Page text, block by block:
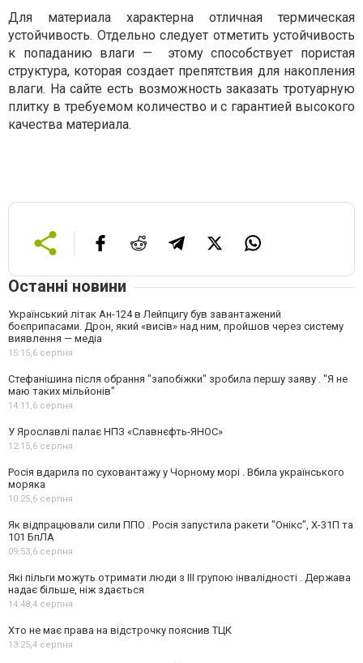
Для материала характерна отличная термическая
устойчивость. Отдельно следует отметить устойчивость
к попаданию влаги —
этому способствует пористая
структура, которая создает препятствия для накопления
влаги. На сайте есть возможность заказать тротуарную
плитку в требуемом количество и с гарантией высокого
качества материала.
Останні новини
Український літак Ан-124 в Лейпцигу був завантажений
боєприпасами. Дрон, який «висів» над ним, пройшов через систему
виявлення — медіа
15:15,6 серпня
Стефанішина після обрання "запобіжки" зробила першу заяву . "Я не
маю таких мільйонів"
14:11,6 серпня
У Ярославлі палає НПЗ «Славнєфть-ЯНОС»
12:15,6 серпня
Росія вдарила по суховантажу у Чорному морі . Вбила українського
моряка
10:25,6 серпня
Як відпрацювали сили ППО . Росія запустила ракети "Онікс", Х-31П та
101 БпЛА
09:53,6 серпня
Які пільги можуть отримати люди з III групою інвалідності . Держава
надає більше, ніж здається
14:48,4 серпня
Хто не має права на відстрочку пояснив ТЦК
13:25,4 серпня